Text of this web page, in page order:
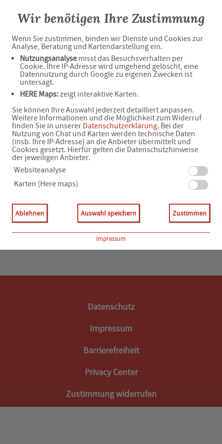
Wir benötigen Ihre Zustimmung
Wenn Sie zustimmen, binden wir Dienste und Cookies zur
Analyse, Beratung und Kartendarstellung ein.
Nutzungsanalyse misst das Besuchsverhalten per
Cookie. Ihre IP-Adresse wird umgehend gelöscht, eine
Datennutzung durch Google zu eigenen Zwecken ist
untersagt.
HERE Maps:zeigt interaktive Karten.
Sie können Ihre Auswahl jederzeit detailliert anpassen.
Weitere Informationen und die Möglichkeit zum Widerruf
finden Sie in unserer Datenschutzerklärung. Bei der
Nutzung von Chat und Karten werden technische Daten
(insb. Ihre IP-Adresse) an die Anbieter übermittelt und
Cookies gesetzt. Hierfür gelten die Datenschutzhinweise
der jeweiligen Anbieter.
Websiteanalyse
Karten (Here maps)
Ablehnen Auswahl speichern Zustimmen
Impressum
Belsana VenenFachCenter
Aktuelles
Datenschutz
Impressum
Barrierefreiheit
Privacy Center
Zustimmung widerrufen